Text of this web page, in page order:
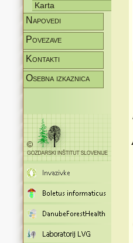
Karta
Napovedi
Povezave
Kontakti
Osebna izkaznica